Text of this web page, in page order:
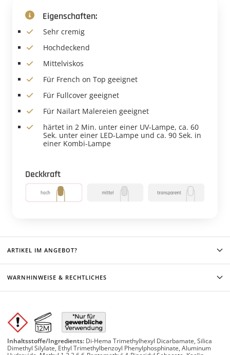
Eigenschaften:
Sehr cremig
Hochdeckend
Mittelviskos
Für French on Top geeignet
Für Fullcover geeignet
Für Nailart Malereien geeignet
härtet in 2 Min. unter einer UV-Lampe, ca. 60
Sek. unter einer LED-Lampe und ca. 90 Sek. in
einer Kombi-Lampe
Deckkraft
ARTIKEL IM ANGEBOT?
WARNHINWEISE & RECHTLICHES
Inhaltsstoffe/Ingredients: Di-Hema Trimethylhexyl Dicarbamate, Silica
Dimethyl Silylate, Ethyl Trimethylbenzoyl Phenylphosphinate, Aluminum